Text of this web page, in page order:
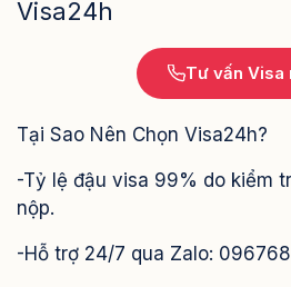
Visa24h
Tư vấn Visa
Tại Sao Nên Chọn Visa24h?
-Tỷ lệ đậu visa 99% do kiểm
nộp.
-Hỗ trợ 24/7 qua Zalo: